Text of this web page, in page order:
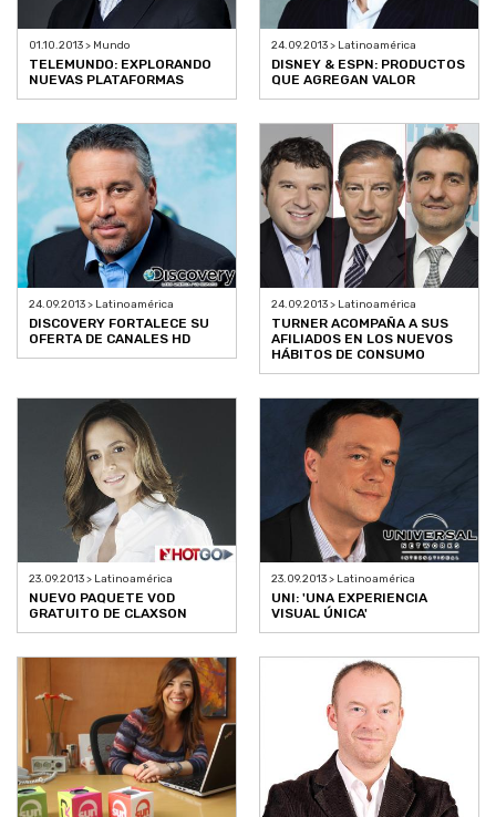
01.10.2013 > Mundo
TELEMUNDO: EXPLORANDO
NUEVAS PLATAFORMAS
24.09.2013 > Latinoamérica
DISNEY & ESPN: PRODUCTOS
QUE AGREGAN VALOR
24.09.2013 > Latinoamérica
DISCOVERY FORTALECE SU
OFERTA DE CANALES HD
24.09.2013 > Latinoamérica
TURNER ACOMPAÑA A SUS
AFILIADOS EN LOS NUEVOS
HÁBITOS DE CONSUMO
23.09.2013 > Latinoamérica
NUEVO PAQUETE VOD
GRATUITO DE CLAXSON
23.09.2013 > Latinoamérica
UNI: 'UNA EXPERIENCIA
VISUAL ÚNICA'